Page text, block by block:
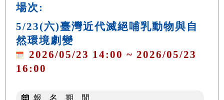
場次:
5/23(六)臺灣近代滅絕哺乳動物與自
然環境劇變
2026/05/23 14:00 ~ 2026/05/23
16:00
報 名 期 間